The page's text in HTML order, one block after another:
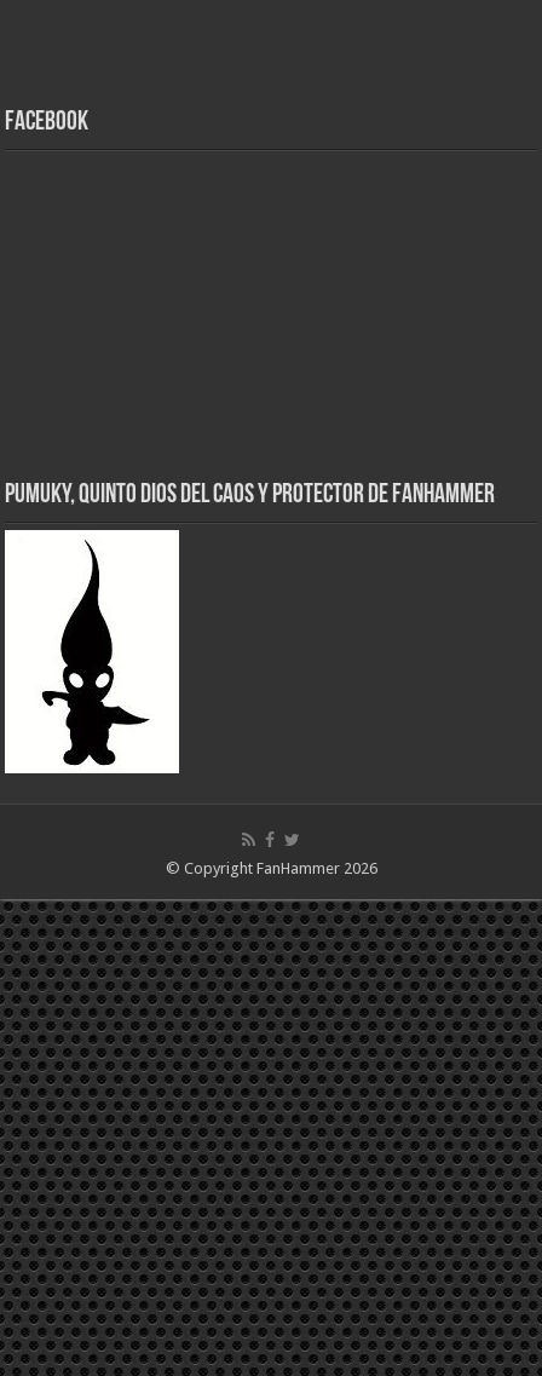
Facebook
Pumuky, Quinto Dios del Caos y Protector de FanHammer
© Copyright FanHammer 2026